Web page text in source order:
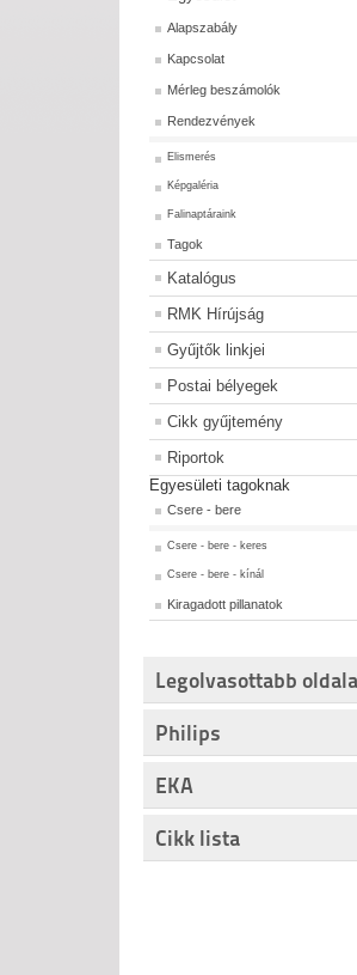
Alapszabály
Kapcsolat
Mérleg beszámolók
Rendezvények
Elismerés
Képgaléria
Falinaptáraink
Tagok
Katalógus
RMK Hírújság
Gyűjtők linkjei
Postai bélyegek
Cikk gyűjtemény
Riportok
Egyesületi tagoknak
Csere - bere
Csere - bere - keres
Csere - bere - kínál
Kiragadott pillanatok
Legolvasottabb
Philips
EKA
Cikk lista